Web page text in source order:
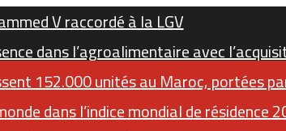
V raccordé à la LGV
dans l’agroalimentaire avec
152.000 unités au Maroc, portées
dans l’indice mondial de résidence